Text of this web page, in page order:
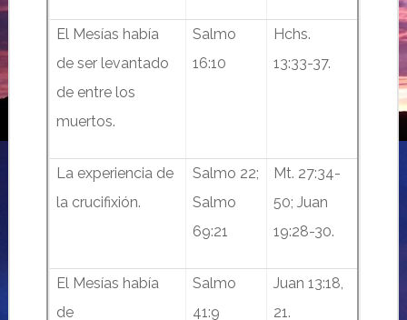
El Mesías había
de ser levantado
de entre los
muertos.
Salmo
16:10
Hchs.
13:33-37.
La experiencia de
la crucifixión.
Salmo 22;
Salmo
69:21
Mt. 27:34-
50; Juan
19:28-30.
El Mesías había
de
Salmo
41:9
Juan 13:18,
21.